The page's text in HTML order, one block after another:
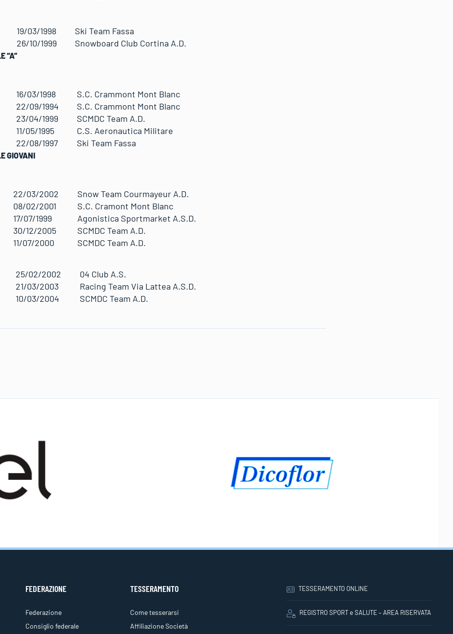
19/03/1998
Ski Team Fassa
26/10/1999 Snowboard Club Cortina A.D.
“A”
16/03/1998
S.C. Crammont Mont Blanc
22/09/1994
S.C. Crammont Mont Blanc
23/04/1999
SCMDC Team A.D.
11/05/1995
C.S. Aeronautica Militare
22/08/1997 Ski Team Fassa
GIOVANI
22/03/2002
Snow Team Courmayeur A.D.
08/02/2001
S.C. Cramont Mont Blanc
17/07/1999
Agonistica Sportmarket A.S.D.
30/12/2005
SCMDC Team A.D.
11/07/2000
SCMDC Team A.D.
25/02/2002
04 Club A.S.
21/03/2003
Racing Team Via Lattea A.S.D.
10/03/2004 SCMDC Team A.D.
FEDERAZIONE
Federazione
Consiglio federale
TESSERAMENTO
Come tesserarsi
Affiliazione Società
TESSERAMENTO ONLINE
REGISTRO SPORT e SALUTE – AREA RISERVATA